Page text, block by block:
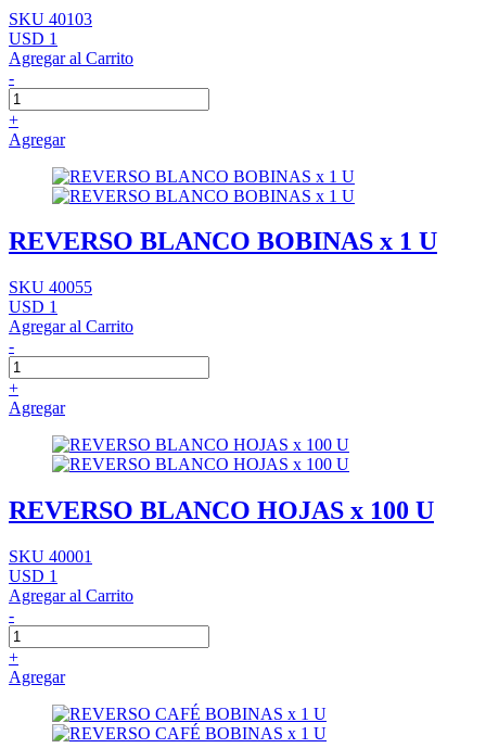
SKU 40103
USD 1
Agregar al Carrito
-
+
Agregar
REVERSO BLANCO BOBINAS x 1 U
SKU 40055
USD 1
Agregar al Carrito
-
+
Agregar
REVERSO BLANCO HOJAS x 100 U
SKU 40001
USD 1
Agregar al Carrito
-
+
Agregar